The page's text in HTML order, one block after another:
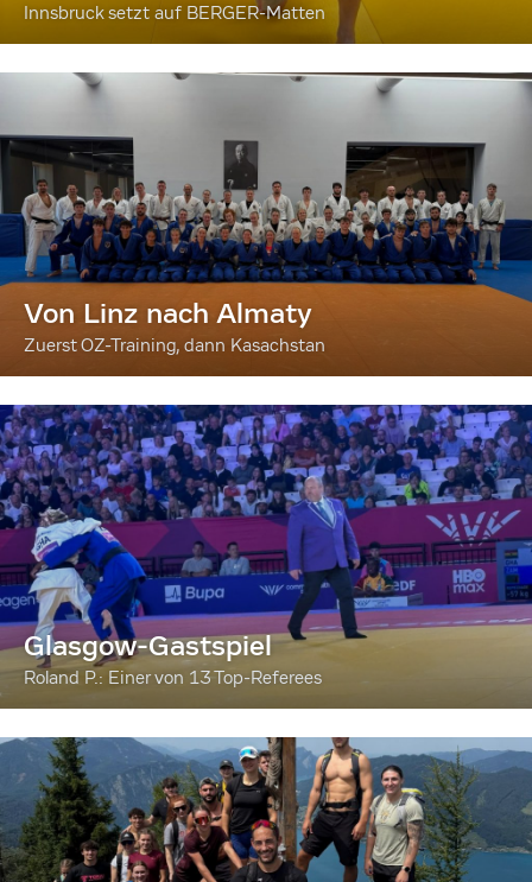
Innsbruck setzt auf BERGER-Matten
Von Linz nach Almaty
Zuerst OZ-Training, dann Kasachstan
Glasgow-Gastspiel
Roland P.: Einer von 13 Top-Referees